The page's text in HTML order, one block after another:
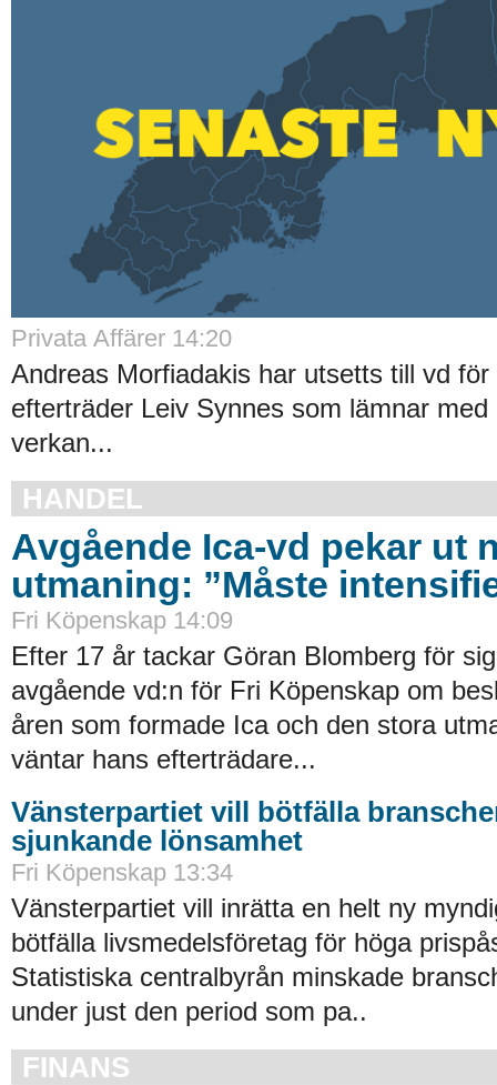
Privata Affärer 14:20
Andreas Morfiadakis har utsetts till vd
efterträder Leiv Synnes som lämnar med
verkan...
HANDEL
Avgående Ica-vd pekar ut
utmaning: ”Måste
Fri Köpenskap 14:09
Efter 17 år tackar Göran Blomberg för
avgående vd:n för Fri Köpenskap om
åren som formade Ica och den stora
väntar hans efterträdare...
Vänsterpartiet vill bötfälla
sjunkande lönsamhet
Fri Köpenskap 13:34
Vänsterpartiet vill inrätta en helt ny
bötfälla livsmedelsföretag för höga
Statistiska centralbyrån minskade
under just den period som pa..
FINANS